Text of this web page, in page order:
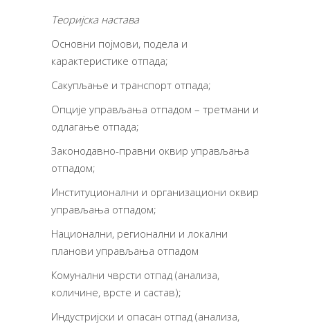
Теоријска настава
Основни појмови, подела и
карактеристике отпада;
Сакупљање и транспорт отпада;
Опције управљања отпадом – третмани и
одлагање отпада;
Законодавно-правни оквир управљања
отпадом;
Институционални и организациони оквир
управљања отпадом;
Национални, регионални и локални
планови управљања отпадом
Комунални чврсти отпад (анализа,
количине, врсте и састав);
Индустријски и опасан отпад (анализа,